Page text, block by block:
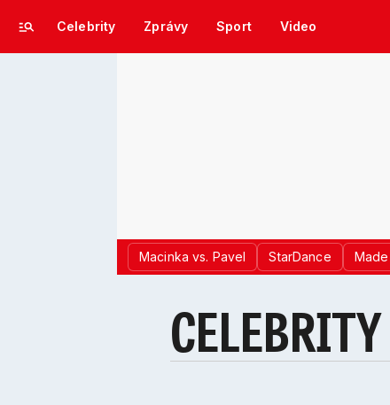
Celebrity Zprávy Sport Video
Macinka vs. Pavel StarDance
CELEBRITY